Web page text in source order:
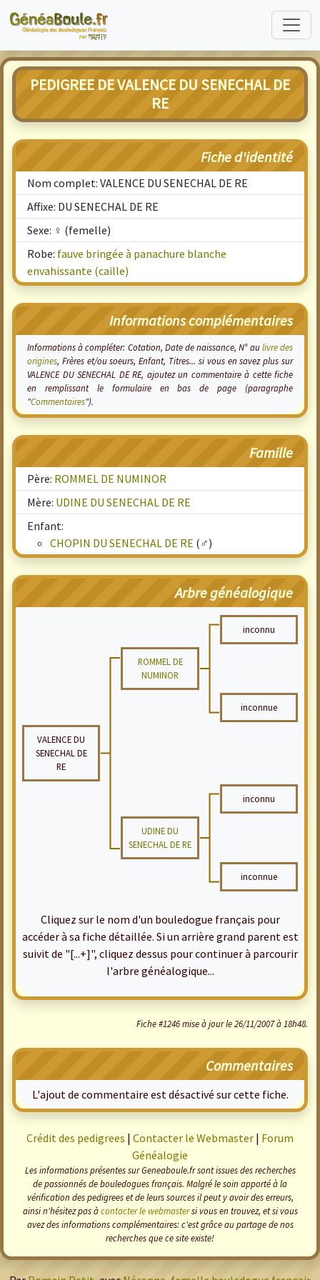
PEDIGREE DE VALENCE DU SENECHAL DE
RE
Fiche d'identité
Nom complet: VALENCE DU SENECHAL DE RE
Affixe: DU SENECHAL DE RE
Sexe: ♀ (femelle)
Robe: fauve bringée à panachure blanche
envahissante (caille)
Informations complémentaires
Informations à compléter: Cotation, Date de naissance, N° aulivre des
origines, Frères et/ou soeurs, Enfant, Titres... si vous en savez plus sur
VALENCE DU SENECHAL DE RE, ajoutez un commentaire à cette fiche
en remplissant le formulaire en bas de page (paragraphe
"Commentaires").
Famille
Père: ROMMEL DE NUMINOR
Mère: UDINE DU SENECHAL DE RE
Enfant:
CHOPIN DU SENECHAL DE RE (♂)
Arbre généalogique
inconnu
ROMMEL DE
NUMINOR
inconnue
VALENCE DU
SENECHAL DE
RE
inconnu
UDINE DU
SENECHAL DE RE
inconnue
Cliquez sur le nom d'un bouledogue français pour
accéder à sa fiche détaillée. Si un arrière grand parent est
suivit de "[...+]", cliquez dessus pour continuer à parcourir
l'arbre généalogique...
Fiche #1246 mise à jour le 26/11/2007 à 18h48.
Commentaires
L'ajout de commentaire est désactivé sur cette fiche.
Crédit des pedigrees | Contacter le Webmaster | Forum
Généalogie
Les informations présentes sur Geneaboule.fr sont issues des recherches
de passionnés de bouledogues français. Malgré le soin apporté à la
vérification des pedigrees et de leurs sources il peut y avoir des erreurs,
ainsi n'hésitez pas àcontacter le webmastersi vous en trouvez, et si vous
avez des informations complémentaires: c'est grâce au partage de nos
recherches que ce site existe!